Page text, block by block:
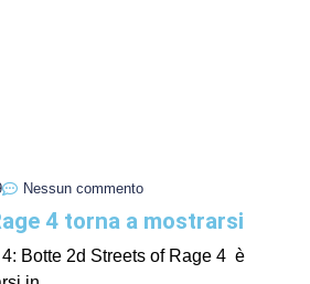
Nessun commento
4 torna a mostrarsi
Botte 2d Streets of Rage 4 è